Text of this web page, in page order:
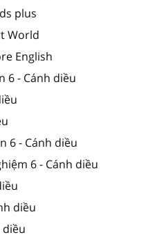
plus
World
English
6 - Cánh diều
6 - Cánh diều
6 - Cánh diều
diều
diều